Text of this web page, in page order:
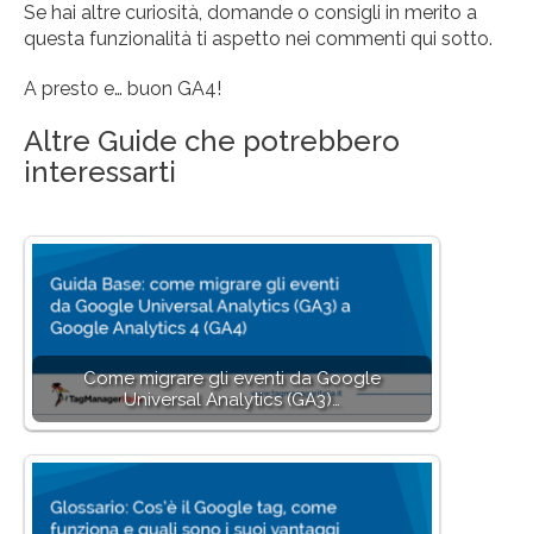
Se hai altre curiosità, domande o consigli in merito a
questa funzionalità ti aspetto nei commenti qui sotto.
A presto e… buon GA4!
Altre Guide che potrebbero
interessarti
Come migrare gli eventi da Google
Universal Analytics (GA3)…